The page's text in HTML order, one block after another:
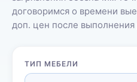
договоримся о времени
доп. цен после выполнения
ТИП МЕБЕЛИ